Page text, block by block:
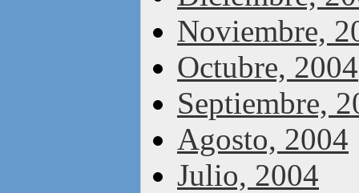
Noviembre,
Octubre, 2004
Septiembre,
Agosto, 2004
Julio, 2004